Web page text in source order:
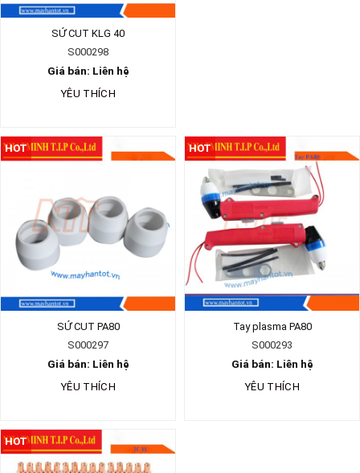
SỨ CUT KLG 40
S000298
Giá bán: Liên hệ
YÊU THÍCH
HOT
SỨ CUT PA80
S000297
Giá bán: Liên hệ
YÊU THÍCH
HOT
Tay plasma PA80
S000293
Giá bán: Liên hệ
YÊU THÍCH
HOT